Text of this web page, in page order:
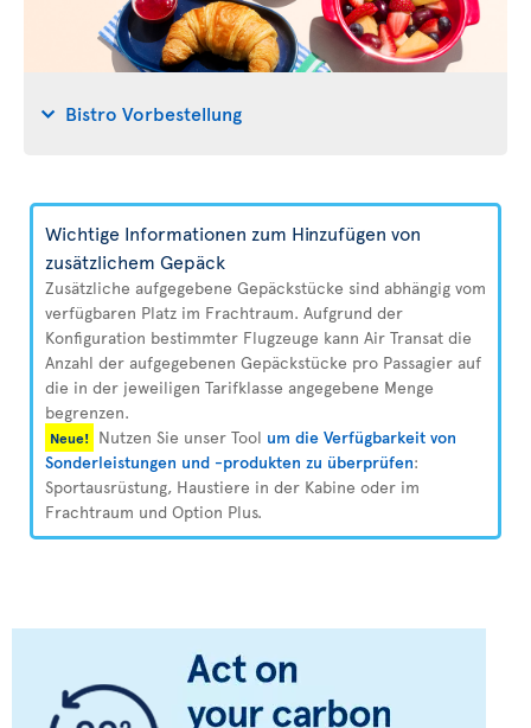
Bistro Vorbestellung
Wichtige Informationen zum Hinzufügen von
zusätzlichem Gepäck
Zusätzliche aufgegebene Gepäckstücke sind abhängig vom
verfügbaren Platz im Frachtraum. Aufgrund der
Konfiguration bestimmter Flugzeuge kann Air Transat die
Anzahl der aufgegebenen Gepäckstücke pro Passagier auf
die in der jeweiligen Tarifklasse angegebene Menge
begrenzen.
Neue! Nutzen Sie unser Tool um die Verfügbarkeit von
Sonderleistungen und -produkten zu überprüfen:
Sportausrüstung, Haustiere in der Kabine oder im
Frachtraum und Option Plus.